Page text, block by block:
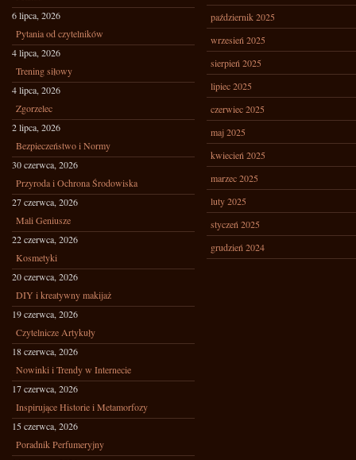
6 lipca, 2026
Pytania od czytelników
4 lipca, 2026
Trening siłowy
4 lipca, 2026
Zgorzelec
2 lipca, 2026
Bezpieczeństwo i Normy
30 czerwca, 2026
Przyroda i Ochrona Środowiska
27 czerwca, 2026
Mali Geniusze
22 czerwca, 2026
Kosmetyki
20 czerwca, 2026
DIY i kreatywny makijaż
19 czerwca, 2026
Czytelnicze Artykuły
18 czerwca, 2026
Nowinki i Trendy w Internecie
17 czerwca, 2026
Inspirujące Historie i Metamorfozy
15 czerwca, 2026
Poradnik Perfumeryjny
październik 2025
wrzesień 2025
sierpień 2025
lipiec 2025
czerwiec 2025
maj 2025
kwiecień 2025
marzec 2025
luty 2025
styczeń 2025
grudzień 2024